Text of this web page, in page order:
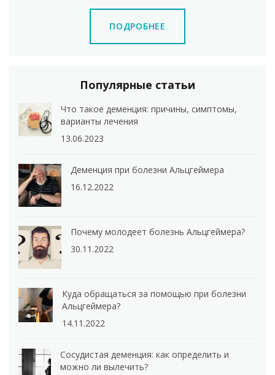
ПОДРОБНЕЕ
Популярные статьи
Что такое деменция: причины, симптомы,
варианты лечения
13.06.2023
Деменция при болезни Альцгеймера
16.12.2022
Почему молодеет болезнь Альцгеймера?
30.11.2022
Куда обращаться за помощью при болезни
Альцгеймера?
14.11.2022
Сосудистая деменция: как определить и
можно ли вылечить?